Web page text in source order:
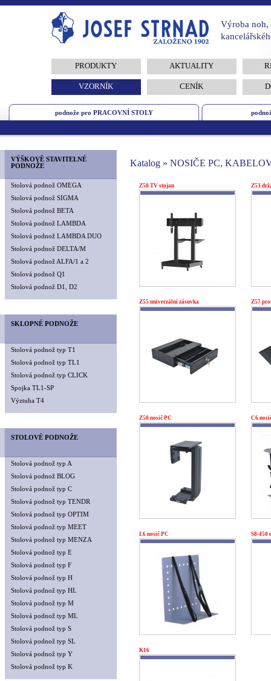
Výroba noh,
PRODUKTY AKTUALITY
VZORNÍK CENÍK
podnože pro PRACOVNÍ STOLY
VÝŠKOVĚ STAVITELNÉ
PODNOŽE
Stolová podnož OMEGA
Stolová podnož SIGMA
Stolová podnož BETA
Stolová podnož LAMBDA
Stolová podnož LAMBDA DUO
Stolová podnož DELTA/M
Stolová podnož ALFA/1 a 2
Stolová podnož Q1
Stolová podnož D1, D2
SKLOPNÉ PODNOŽE
Stolová podnož typ T1
Stolová podnož typ TL1
Stolová podnož typ CLICK
Spojka TL1-SP
Výztuha T4
STOLOVÉ PODNOŽE
Stolová podnož typ A
Stolová podnož BLOG
Stolová podnož typ C
Stolová podnož typ TENDR
Stolová podnož typ OPTIM
Stolová podnož typ MEET
Stolová podnož typ MENZA
Stolová podnož typ E
Stolová podnož typ F
Stolová podnož typ H
Stolová podnož typ HL
Stolová podnož typ M
Stolová podnož typ ML
Stolová podnož typ S
Stolová podnož typ SL
Stolová podnož typ Y
Stolová podnož typ K
Katalog » NOSIČE PC,
Z58 TV stojan Z53
Z55 univerzální zásuvka Z57
Z50 nosič PC C6
L6 nosič PC S8-450
K16